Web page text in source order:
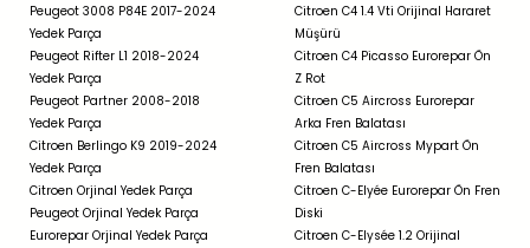
Peugeot 3008 P84E 2017-2024
Yedek Parça
Peugeot Rifter L1 2018-2024
Yedek Parça
Peugeot Partner 2008-2018
Yedek Parça
Citroen Berlingo K9 2019-2024
Yedek Parça
Citroen Orjinal Yedek Parça
Peugeot Orjinal Yedek Parça
Eurorepar Orjinal Yedek Parça
Citroen C4 1.4 Vti Orijinal Hararet
Müşürü
Citroen C4 Picasso Eurorepar Ön
Z Rot
Citroen C5 Aircross Eurorepar
Arka Fren Balatası
Citroen C5 Aircross Mypart Ön
Fren Balatası
Citroen C-Elyée Eurorepar Ön Fren
Diski
Citroen C-Elysée 1.2 Orijinal